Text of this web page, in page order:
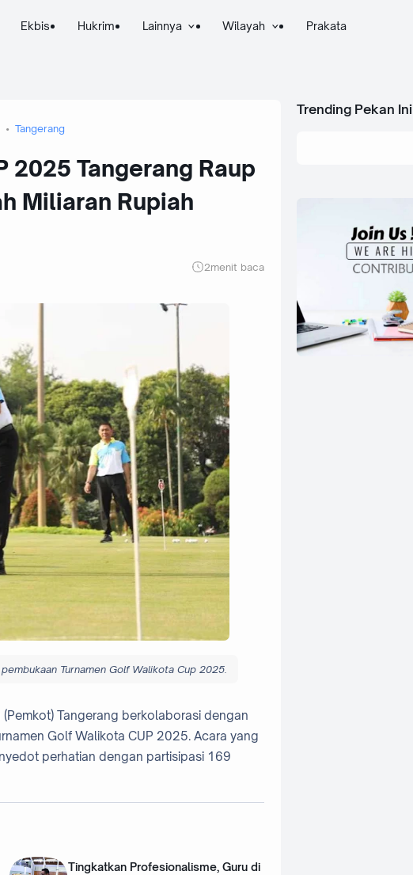
Ekbis Hukrim Lainnya Wilayah Prakata
Tangerang
2025 Tangerang Raup
Miliaran Rupiah
2menit baca
Turnamen Golf Walikota Cup 2025.
Tangerang berkolaborasi dengan
Golf Walikota CUP 2025. Acara yang
perhatian dengan partisipasi 169
Tingkatkan Profesionalisme, Guru di
Trending Pekan Ini